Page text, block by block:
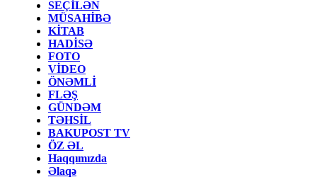
SEÇİLƏN
MÜSAHİBƏ
KİTAB
HADİSƏ
FOTO
VİDEO
ÖNƏMLİ
FLƏŞ
GÜNDƏM
TƏHSİL
BAKUPOST TV
ÖZ ƏL
Haqqımızda
Əlaqə